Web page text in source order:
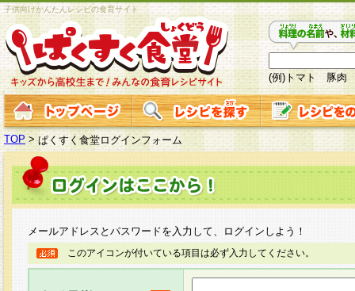
子供向けかんたんレシピの食育サイト
(例)トマト 豚肉
TOP > ぱくすく食堂ログインフォーム
メールアドレスとパスワードを入力して、ログインしよう！
このアイコンが付いている項目は必ず入力してください。